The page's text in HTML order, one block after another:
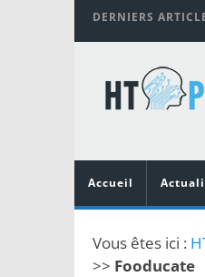
DERNIERS
Accueil
Vous êtes ici :
>> Fooducate